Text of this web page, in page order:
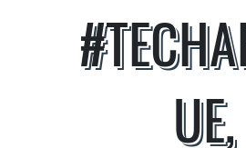
UE,